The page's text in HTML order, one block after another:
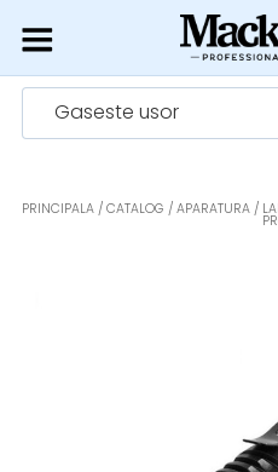
Gaseste usor
PRINCIPALA CATALOG APARATURA